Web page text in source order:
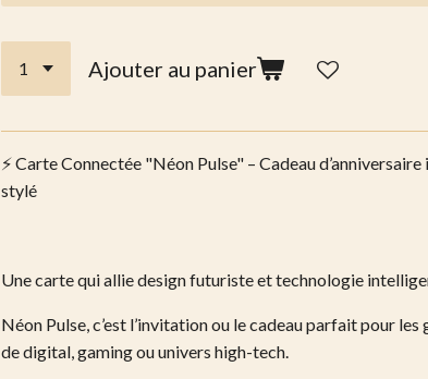
Ajouter au panier
⚡️ Carte Connectée "Néon Pulse" – Cadeau
stylé
Une carte qui allie design futuriste et technologie
Néon Pulse, c’est l’invitation ou le cadeau parfait pour les
de digital, gaming ou univers high-tech.